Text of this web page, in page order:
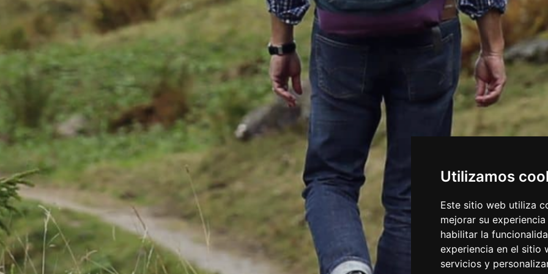
Utilizamos
Este sitio web utiliza
mejorar su
habilitar la
experiencia en el sitio
servicios y